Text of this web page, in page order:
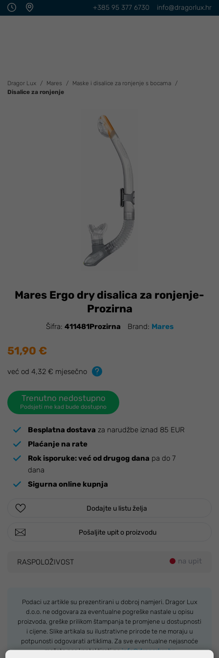
info@dragorlux.hr
+385 95 377 6730
Dragor Lux Mares
Maske i disalice za ronjenje s bocama
Disalice za ronjenje
Mares Ergo dry disalica za ronjenje-
Prozirna
Šifra: 411481Prozirna Brand: Mares
51,90 €
već od 4,32 € mjesečno
Trenutno nedostupno
Podsjeti me kad bude dostupno
Besplatna dostava za narudžbe iznad 85 EUR
Plaćanje na rate
Rok isporuke:već od drugog dana pa do 7
dana
Sigurna online kupnja
Dodajte u listu želja
Pošaljite upit o proizvodu
RASPOLOŽIVOST na upit
Podaci uz artikle su prezentirani u dobroj namjeri. Dragor Lux
d.o.o. ne odgovara za eventualne pogreške nastale u opisu
proizvoda, greške prilikom štampanja te promjene u dostupnosti
i cijene. Slike artikala su ilustrativne prirode te ne moraju u
potpunosti odgovarati artiklima. Za sve eventualne nejasnoće
možete nas kontaktirati nainfo@dragorlux.hr